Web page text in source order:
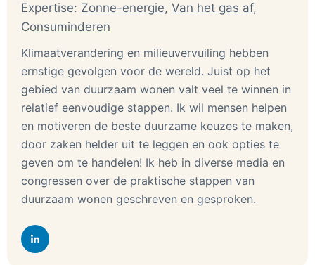
Expertise: Zonne-energie, Van het gas af,
Consuminderen
Klimaatverandering en milieuvervuiling hebben
ernstige gevolgen voor de wereld. Juist op het
gebied van duurzaam wonen valt veel te winnen in
relatief eenvoudige stappen. Ik wil mensen helpen
en motiveren de beste duurzame keuzes te maken,
door zaken helder uit te leggen en ook opties te
geven om te handelen! Ik heb in diverse media en
congressen over de praktische stappen van
duurzaam wonen geschreven en gesproken.